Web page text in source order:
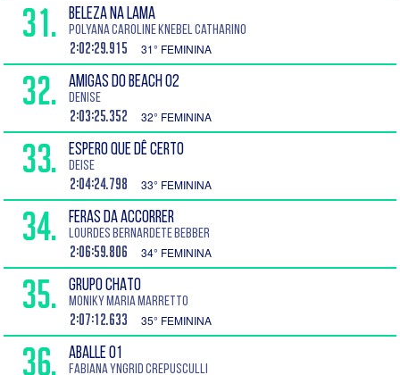
31. BELEZA NA LAMA
Polyana Caroline Knebel Catharino
2:02:29.915 31° FEMININA
32. AMIGAS DO BEACH 02
Denise
2:03:25.352 32° FEMININA
33. ESPERO QUE DÊ CERTO
Deise
2:04:24.798 33° FEMININA
34. FERAS DA ACCORRER
Lourdes Bernardete Bebber
2:06:59.806 34° FEMININA
35. GRUPO CHATO
Moniky Maria Marretto
2:07:12.633 35° FEMININA
36. ABALLE 01
Fabiana Yngrid Crepusculli